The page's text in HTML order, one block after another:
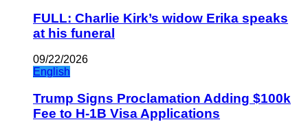
FULL: Charlie Kirk’s widow Erika speaks
at his funeral
09/22/2026
English
Trump Signs Proclamation Adding $100k
Fee to H-1B Visa Applications